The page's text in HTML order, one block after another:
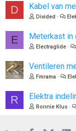
D Kabel van
Divided
E Meterkast in
Electraglide
Ventileren
Fmrama
R Elektra
Ronnie Klus